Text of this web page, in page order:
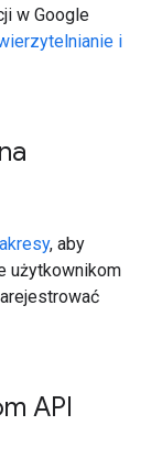
w Google
i
, aby
użytkownikom
API